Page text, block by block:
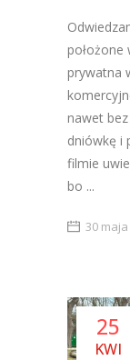
położone
prywatna
nawet
dniówkę i
filmie
bo
30 maja
25
KWI